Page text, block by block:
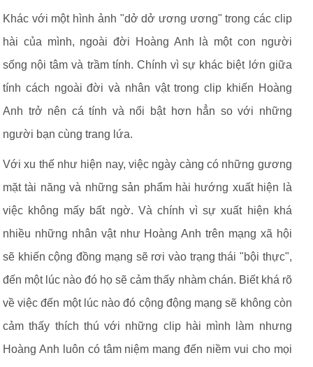
Khác với một hình ảnh "dở dở ương ương" trong các clip
hài của mình, ngoài đời Hoàng Anh là một con người
sống nội tâm và trầm tính. Chính vì sự khác biệt lớn giữa
tính cách ngoài đời và nhân vật trong clip khiến Hoàng
Anh trở nên cá tính và nổi bật hơn hẳn so với những
người bạn cùng trang lứa.
Với xu thế như hiện nay, việc ngày càng có những gương
mặt tài năng và những sản phẩm hài hướng xuất hiện là
việc không mấy bất ngờ. Và chính vì sự xuất hiện khá
nhiều những nhân vật như Hoàng Anh trên mạng xã hội
sẽ khiến cộng đồng mạng sẽ rơi vào trạng thái "bội thực",
đến một lúc nào đó họ sẽ cảm thấy nhàm chán. Biết khá rõ
về việc đến một lúc nào đó cộng động mạng sẽ không còn
cảm thấy thích thú với những clip hài mình làm nhưng
Hoàng Anh luôn có tâm niệm mang đến niềm vui cho mọi